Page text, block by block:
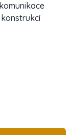
konstrukcí